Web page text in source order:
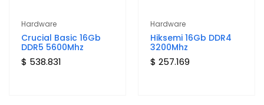
Hardware
Crucial Basic 16Gb
DDR5 5600Mhz
$ 538.831
Hardware
Hiksemi 16Gb DDR4
3200Mhz
$ 257.169